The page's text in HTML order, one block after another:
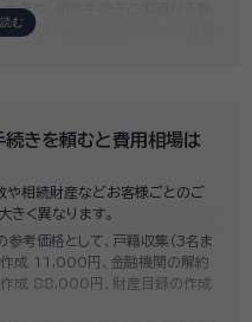
業や、相続手続きの実績が多数
のない相続手続きのために非常
きを頼むと費用相場は
や相続財産などお客様ごとのご
きく異なります。
考価格として、戸籍収集（3名ま
成 11,000円、金融機関の解約
作成 88,000円、財産目録の作成